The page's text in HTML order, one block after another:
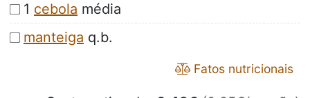
1 cebola média
manteiga q.b.
Fatos nutricionais